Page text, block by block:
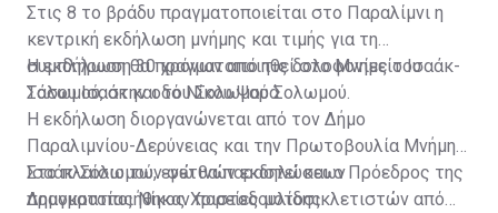
Στις 8 το βράδυ πραγματοποιείται στο Παραλίμνι η
κεντρική εκδήλωση μνήμης και τιμής για τη
συμπλήρωση 30 χρόνων από τις δολοφονίες του
Τάσου Ισαάκ και του Σολωμού Σολωμού.
Η εκδήλωση θα πραγματοποιηθεί στο Μνημείο Ισαάκ-
Σολωμού, στην οδό Νίκου Ψαρά.
Η εκδήλωση διοργανώνεται από τον Δήμο
Παραλιμνίου-Δερύνειας και την Πρωτοβουλία Μνήμης
Ισαάκ-Σολωμού, ενώ θα παραστεί και ο Πρόεδρος της
Δημοκρατίας Νίκος Χριστοδουλίδης.
Στο πλαίσιο των φετινών εκδηλώσεων
πραγματοποιήθηκαν πορείες μοτοσικλετιστών από